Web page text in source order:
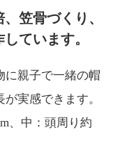
笠骨づくり、
ています。
に親子で一緒の帽
実感できます。
、中：頭周り約